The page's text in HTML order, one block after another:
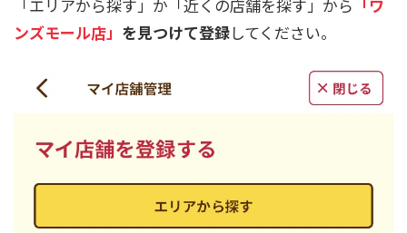
「エリアから探す」か「近くの店舗を探す」から 「 ワ
ンズモール店」 を見つけて登録してください。